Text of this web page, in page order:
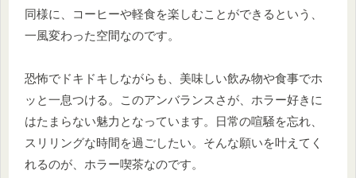
同様に、コーヒーや軽食を楽しむことができるという、
一風変わった空間なのです。
恐怖でドキドキしながらも、美味しい飲み物や食事でホ
ッと一息つける。このアンバランスさが、ホラー好きに
はたまらない魅力となっています。日常の喧騒を忘れ、
スリリングな時間を過ごしたい。そんな願いを叶えてく
れるのが、ホラー喫茶なのです。